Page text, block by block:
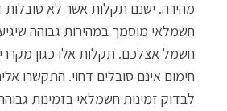
מהירה. ישנם תקלות אשר לא סובלות
חשמלאי מוסמך במהירות גבוהה
חשמל אצלכם. תקלות אלו כגון
חימום אינם סובלים דחוי. התקשרו
לבדוק זמינות חשמלאי בזמינות